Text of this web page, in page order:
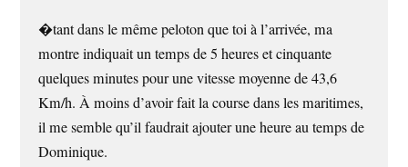
�tant dans le même peloton que toi à l’arrivée, ma
montre indiquait un temps de 5 heures et cinquante
quelques minutes pour une vitesse moyenne de 43,6
Km/h. À moins d’avoir fait la course dans les maritimes,
il me semble qu’il faudrait ajouter une heure au temps de
Dominique.